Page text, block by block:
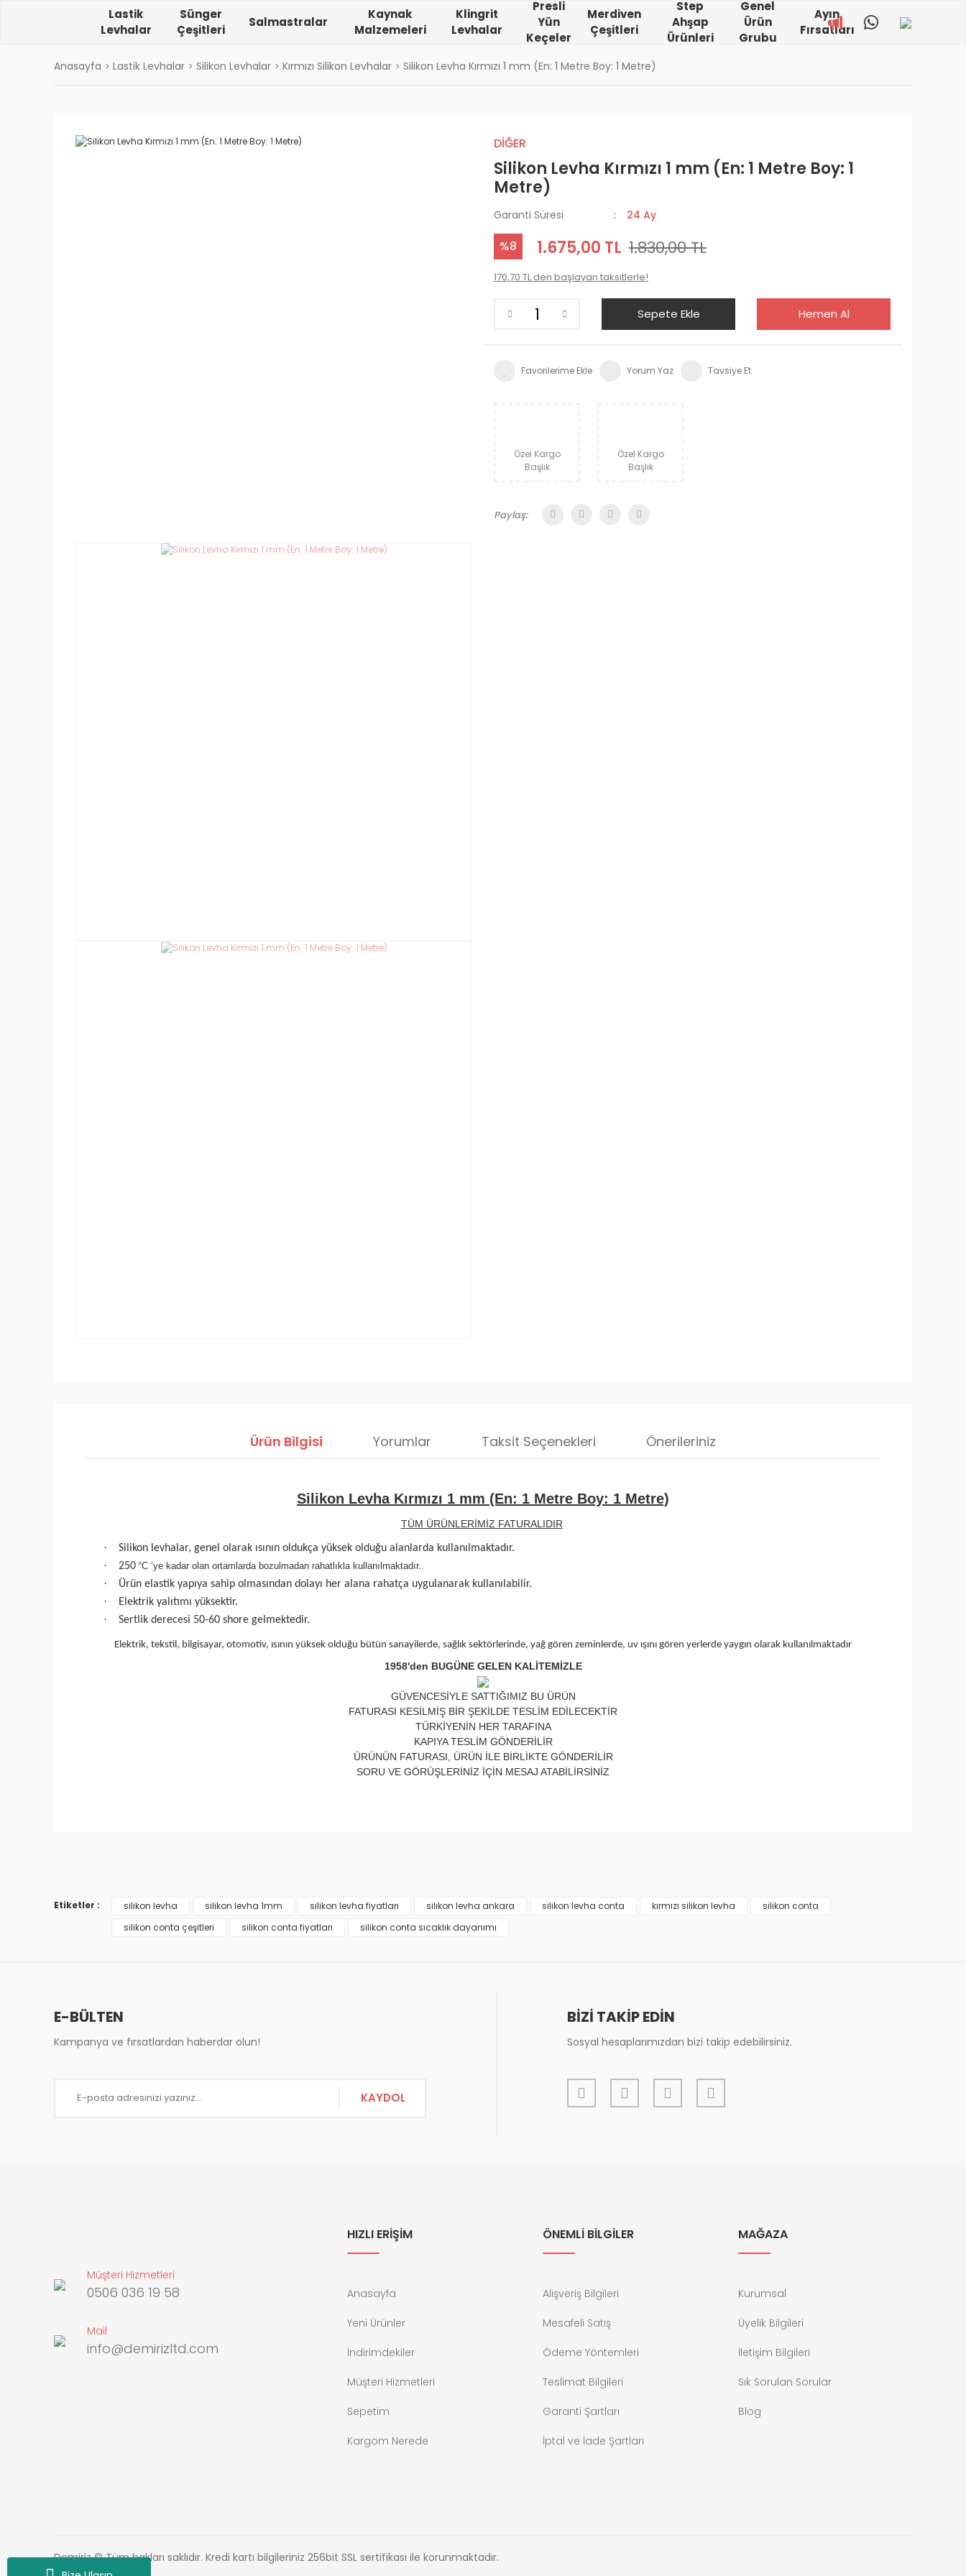
Lastik
Levhalar
Sünger
Çeşitleri
Salmastralar
Kaynak
Malzemeleri
Klingrit
Levhalar
Presli
Yün
Keçeler
Merdiven
Çeşitleri
Step
Ahşap
Ürünleri
Genel
Ürün
Grubu
Ayın
Fırsatları
Anasayfa Lastik Levhalar Silikon Levhalar Kırmızı Silikon Levhalar Silikon Levha Kırmızı 1 mm (En: 1 Metre Boy: 1 Metre)
DİĞER
Silikon Levha Kırmızı 1 mm (En: 1 Metre Boy: 1
Metre)
Garanti Süresi 24 Ay
%8 1.675,00 TL 1.830,00 TL
170,70 TL den başlayan taksitlerle!
Sepete Ekle Hemen Al
Yorum Yaz Tavsiye Et
Özel Kargo
Başlık
Özel Kargo
Başlık
Paylaş:
Ürün Bilgisi Yorumlar Taksit Seçenekleri Önerileriniz
Silikon Levha Kırmızı 1 mm (En: 1 Metre Boy: 1 Metre)
TÜM ÜRÜNLERİMİZ FATURALIDIR
· Silikon levhalar, genel olarak ısının oldukça yüksek olduğu alanlarda kullanılmaktadır.
· 250 °C ‘ye kadar olan ortamlarda bozulmadan rahatlıkla kullanılmaktadır..
· Ürün elastik yapıya sahip olmasından dolayı her alana rahatça uygulanarak kullanılabilir.
· Elektrik yalıtımı yüksektir.
· Sertlik derecesi 50-60 shore gelmektedir.
Elektrik, tekstil, bilgisayar, otomotiv, ısının yüksek olduğu bütün sanayilerde, sağlık sektörlerinde, yağ gören zeminlerde, uv ışını gören yerlerde yaygın olarak kullanılmaktadır
1958'den BUGÜNE GELEN KALİTEMİZLE
GÜVENCESİYLE SATTIĞIMIZ BU ÜRÜN
FATURASI KESİLMİŞ BİR ŞEKİLDE TESLİM EDİLECEKTİR
TÜRKİYENİN HER TARAFINA
KAPIYA TESLİM GÖNDERİLİR
ÜRÜNÜN FATURASI, ÜRÜN İLE BİRLİKTE GÖNDERİLİR
SORU VE GÖRÜŞLERİNİZ İÇİN MESAJ ATABİLİRSİNİZ
Yorum Yaz
Ürün açıklamasında eksik bilgiler bulunuyor.
Ürün bilgilerinde hatalar bulunuyor.
Etiketler : silikon levha silikon levha 1mm silikon levha fiyatları silikon levha ankara silikon levha conta kırmızı silikon levha
silikon conta
silikon conta çeşitleri
silikon conta fiyatları silikon conta sıcaklık dayanımı
E-BÜLTEN
Kampanya ve fırsatlardan haberdar olun!
KAYDOL
BİZİ TAKİP EDİN
Sosyal hesaplarımızdan bizi takip edebilirsiniz.
Müşteri Hizmetleri
0506 036 19 58
Mail
info@demirizltd.com
HIZLI ERİŞİM
Anasayfa
Yeni Ürünler
İndirimdekiler
Müşteri Hizmetleri
Sepetim
Kargom Nerede
ÖNEMLİ BİLGİLER
Alışveriş Bilgileri
Mesafeli Satış
Ödeme Yöntemleri
Teslimat Bilgileri
Garanti Şartları
İptal ve İade Şartları
MAĞAZA
Kurumsal
Üyelik Bilgileri
İletişim Bilgileri
Sık Sorulan Sorular
Blog
Demiriz © Tüm hakları saklıdır. Kredi kartı bilgileriniz 256bit SSL sertifikası ile korunmaktadır.